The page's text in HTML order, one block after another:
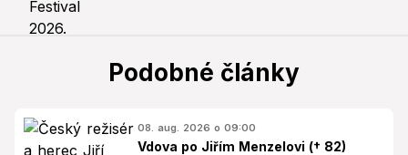
Podobné články
08. aug. 2026 o 09:00
Vdova po Jiřím Menzelovi († 82)